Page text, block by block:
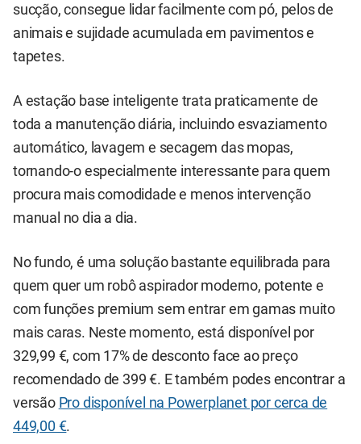
sucção, consegue lidar facilmente com pó, pelos de
animais e sujidade acumulada em pavimentos e
tapetes.
A estação base inteligente trata praticamente de
toda a manutenção diária, incluindo esvaziamento
automático, lavagem e secagem das mopas,
tornando-o especialmente interessante para quem
procura mais comodidade e menos intervenção
manual no dia a dia.
No fundo, é uma solução bastante equilibrada para
quem quer um robô aspirador moderno, potente e
com funções premium sem entrar em gamas muito
mais caras. Neste momento, está disponível por
329,99 €, com 17% de desconto face ao preço
recomendado de 399 €. E também podes encontrar a
versão Pro disponível na Powerplanet por cerca de
449,00 €.